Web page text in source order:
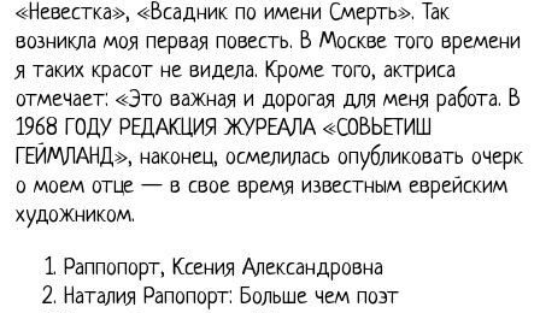
«Невестка», «Всадник по имени Смерть». Так
возникла моя первая повесть. В Москве того времени
я таких красот не видела. Кроме того, актриса
отмечает: «Это важная и дорогая для меня работа. В
1968 ГОДУ РЕДАКЦИЯ ЖУРЕАЛА «СОВЬЕТИШ
ГЕЙМЛАНД», наконец, осмелилась опубликовать очерк
о моем отце — в свое время известным еврейским
художником.
Раппопорт, Ксения Александровна
Наталия Рапопорт: Больше чем поэт